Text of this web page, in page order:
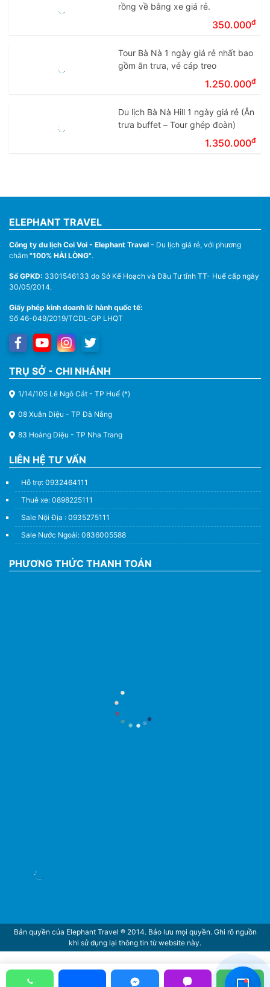
rồng về bằng xe giá rẻ.
350.000đ
Tour Bà Nà 1 ngày giá rẻ nhất bao
gồm ăn trưa, vé cáp treo
1.250.000đ
Du lịch Bà Nà Hill 1 ngày giá rẻ (Ăn
trưa buffet – Tour ghép đoàn)
1.350.000đ
ELEPHANT TRAVEL
Công ty du lịch Coi Voi - Elephant Travel - Du lịch giá rẻ, với phương
châm "100% HÀI LÒNG".
Số GPKD: 3301546133 do Sở Kế Hoạch và Đầu Tư tỉnh TT- Huế cấp ngày
30/05/2014.
Giấy phép kinh doanh lữ hành quốc tế:
Số 46-049/2019/TCDL-GP LHQT
TRỤ SỞ - CHI NHÁNH
1/14/105 Lê Ngô Cát - TP Huế (*)
08 Xuân Diệu - TP Đà Nẵng
83 Hoàng Diệu - TP Nha Trang
LIÊN HỆ TƯ VẤN
Hỗ trợ: 0932464111
Thuê xe: 0898225111
Sale Nội Địa : 0935275111
Sale Nước Ngoài: 0836005588
PHƯƠNG THỨC THANH TOÁN
Bản quyền của Elephant Travel ® 2014. Bảo lưu mọi quyền. Ghi rõ nguồn
khi sử dụng lại thông tin từ website này.
Đang hoạt động